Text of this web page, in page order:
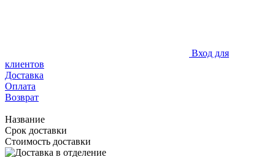
Вход для
клиентов
Доставка
Оплата
Возврат
Название
Срок доставки
Стоимость доставки